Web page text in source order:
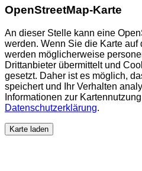
OpenStreetMap-Karte
An dieser Stelle kann eine
werden. Wenn Sie die Karte auf
werden möglicherweise
Drittanbieter übermittelt und
gesetzt. Daher ist es möglich,
speichert und Ihr Verhalten
Informationen zur
Datenschutzerklärung.
Karte laden